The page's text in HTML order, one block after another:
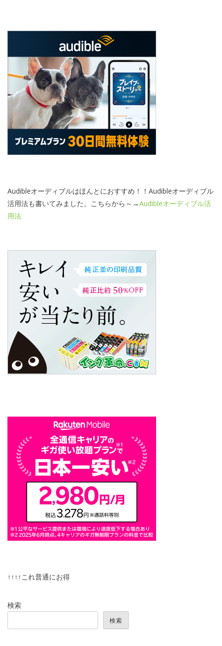
Audibleオーディブルはほんとにおすすめ！！Audibleオーディブル
活用法も書いてみました。こちらから～→Audibleオーディブル活
用法
↑↑↑↑これ普通にお得
検索
検索